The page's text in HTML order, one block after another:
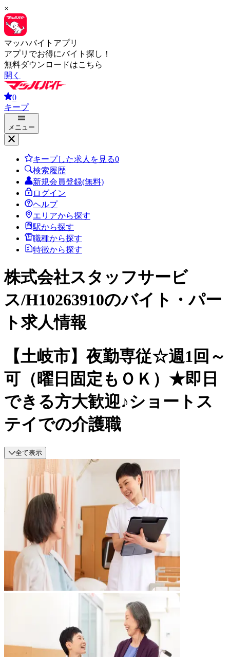
×
マッハバイトアプリ
アプリでお得にバイト探し！
無料ダウンロードはこちら
開く
0
キープ
メニュー
キープした求人を見る0
検索履歴
新規会員登録(無料)
ログイン
ヘルプ
エリアから探す
駅から探す
職種から探す
特徴から探す
株式会社スタッフサービ
ス/H10263910のバイト・パー
ト求人情報
【土岐市】夜勤専従☆週1回～
可（曜日固定もＯＫ）★即日
できる方大歓迎♪ショートス
テイでの介護職
全て表示